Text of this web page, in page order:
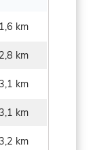
km
km
km
km
km